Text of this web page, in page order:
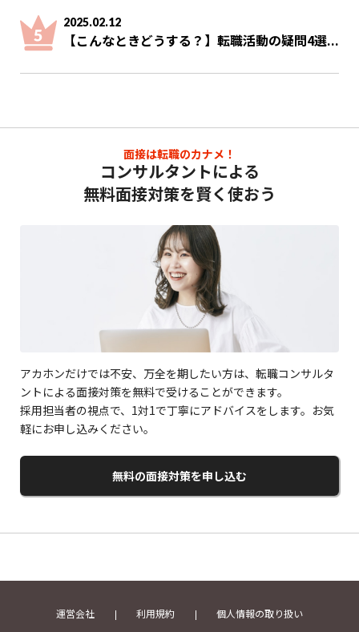
2025.02.12
【こんなときどうする？】転職活動の疑問4選...
面接は転職のカナメ！
コンサルタントによる
無料面接対策を賢く使おう
アカホンだけでは不安、万全を期したい方は、転職コンサルタ
ントによる面接対策を無料で受けることができます。
採用担当者の視点で、1対1で丁寧にアドバイスをします。お気
軽にお申し込みください。
無料の面接対策を申し込む
運営会社 利用規約 個人情報の取り扱い